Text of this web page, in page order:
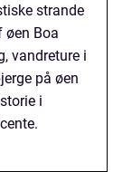
strande
øen Boa
vandreture i
på øen
i